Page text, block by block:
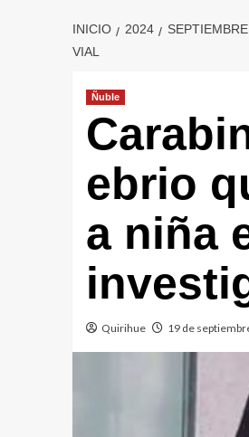
INICIO 2024 SEPTIEMBRE
VIAL
Ñuble
ebrio
a niña
Quirihue 19 de